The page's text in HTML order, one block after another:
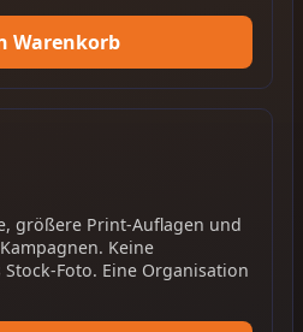
Warenkorb
größere Print-Auflagen und
Keine
Foto. Eine Organisation